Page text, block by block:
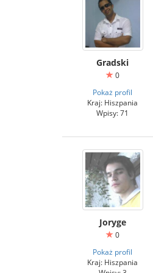
Gradski
0
Pokaż profil
Kraj: Hiszpania
Wpisy: 71
Joryge
0
Pokaż profil
Kraj: Hiszpania